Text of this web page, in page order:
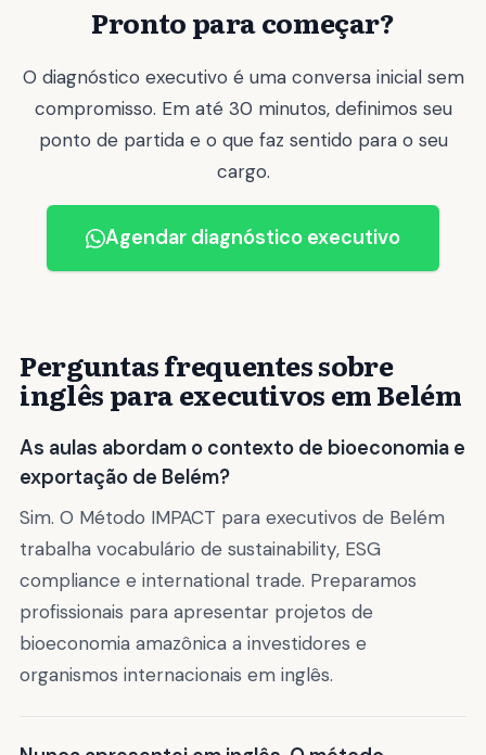
Pronto para começar?
O diagnóstico executivo é uma conversa inicial sem
compromisso. Em até 30 minutos, definimos seu
ponto de partida e o que faz sentido para o seu
cargo.
Agendar diagnóstico executivo
Perguntas frequentes sobre
inglês para executivos em Belém
As aulas abordam o contexto de bioeconomia e
exportação de Belém?
Sim. O Método IMPACT para executivos de Belém
trabalha vocabulário de sustainability, ESG
compliance e international trade. Preparamos
profissionais para apresentar projetos de
bioeconomia amazônica a investidores e
organismos internacionais em inglês.